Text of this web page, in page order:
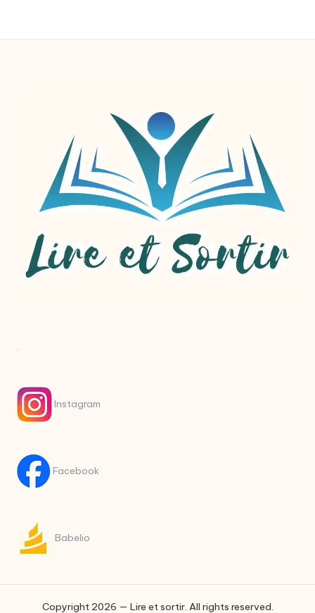
.
Instagram
Facebook
Babelio
Copyright 2026 — Lire et sortir. All rights reserved.